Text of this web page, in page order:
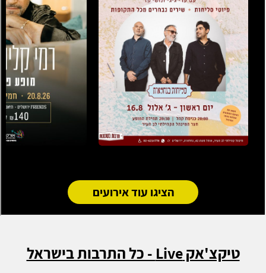
הציגו עוד אירועים
טיקצ'אק Live - כל התרבות בישראל